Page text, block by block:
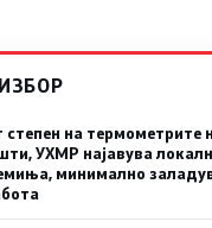
степен на термометрите
УХМР најавува
минимално